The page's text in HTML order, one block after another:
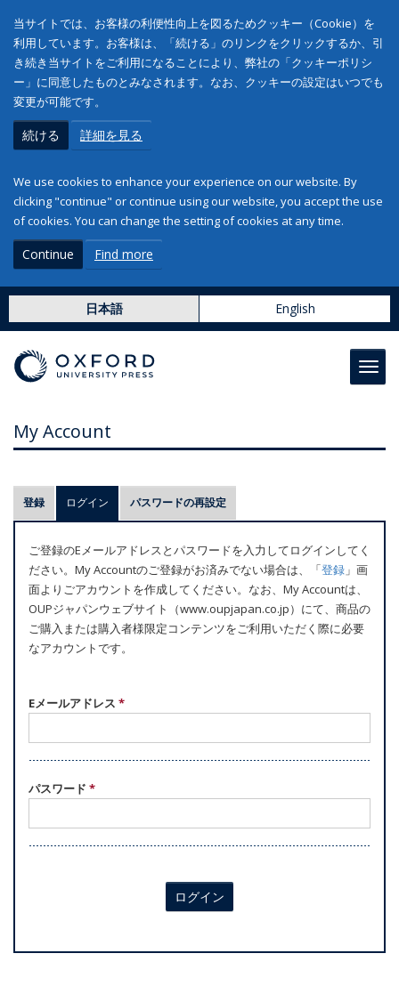
当サイトでは、お客様の利便性向上を図るためクッキー（Cookie）を
利用しています。お客様は、「続ける」のリンクをクリックするか、引
き続き当サイトをご利用になることにより、弊社の「クッキーポリシ
ー」に同意したものとみなされます。なお、クッキーの設定はいつでも
変更が可能です。
続ける 詳細を見る
We use cookies to enhance your experience on our website. By
clicking "continue" or continue using our website, you accept the use
of cookies. You can change the setting of cookies at any time.
Continue Find more
日本語 English
My Account
プ
ラ
マ
リ
ー
タ
ブ
登録 ログイン (アクティブなタブ)
パスワードの再設定
ご登録のEメールアドレスとパスワードを入力してログインしてく
ださい。My Accountのご登録がお済みでない場合は、「登録 」画
面よりごアカウントを作成してください。なお、My Accountは、
OUPジャパンウェブサイト（www.oupjapan.co.jp）にて、商品の
ご購入または購入者様限定コンテンツをご利用いただく際に必要
なアカウントです。
Eメールアドレス *
パスワード *
ログイン